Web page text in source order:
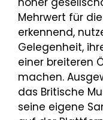
Mehrwert für
erkennend,
Gelegenheit,
einer breiteren
machen.
das Britische
seine eigene